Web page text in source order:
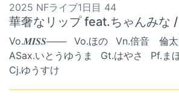
2025 NFライブ1日目 44
華奢なリップ feat.ちゃんみな
Vo.𝑴‪𝑰𝑺𝑺‬─── Vo.ほの
Vn.倍音 倫太
ASax.いとうゆうま
Gt.はやさ Pf.ま
Cj.ゆうすけ